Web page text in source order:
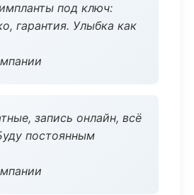
под ключ:
гарантия. Улыбка как
запись онлайн, всё
постоянным